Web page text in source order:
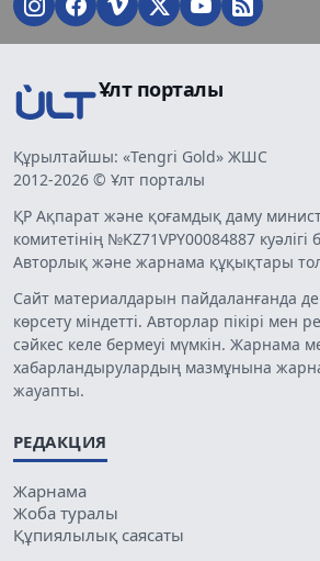
Ұлт порталы
Құрылтайшы: «Tengri Gold» ЖШС
2012-2026 © Ұлт порталы
ҚР Ақпарат және қоғамдық даму
комитетінің №KZ71VPY00084887 куәлігі
Авторлық және жарнама құқықтары
Сайт материалдарын пайдаланғанда
көрсету міндетті. Авторлар пікірі мен
сәйкес келе бермеуі мүмкін. Жарнама
хабарландырулардың мазмұнына
жауапты.
РЕДАКЦИЯ
Жарнама
Жоба туралы
Құпиялылық саясаты